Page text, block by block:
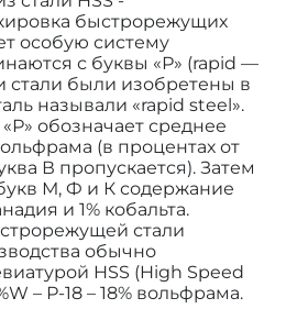
быстрорежущих
особую систему
с буквы «Р» (rapid —
стали были изобретены в
называли «rapid steel».
обозначает среднее
(в процентах от
В пропускается). Затем
М, Ф и К содержание
и 1% кобальта.
стали
обычно
HSS (High Speed
– Р-18 – 18% вольфрама.